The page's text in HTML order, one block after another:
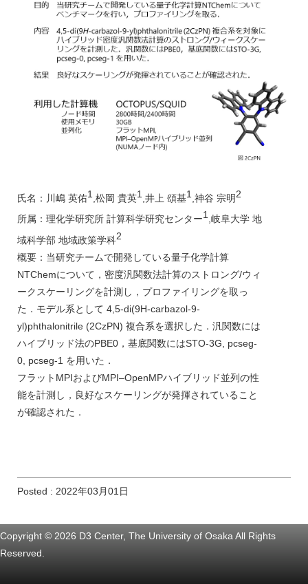
氏名：川嶋 英佑1 ,松岡 貴英1 ,井上 頌基1 ,神谷 宗明2
所属：理化学研究所 計算科学研究センター1 ,岐阜大学 地
域科学部 地域政策学科2
概要：当研究チームで開発している量子化学計算
NTChemについて，密度汎関数法計算のストロング/ウィ
ークスケーリングを計測し，プロファイリングを取っ
た．モデル系として 4,5-di(9H-carbazol-9-
yl)phthalonitrile (2CzPN) 複合系を選択した．汎関数には
ハイブリッド法のPBE0，基底関数にはSTO-3G, pcseg-
0, pcseg-1 を用いた．
フラットMPIおよびMPI–OpenMPハイブリッド並列の性
能を計測し，良好なスケーリングが発揮されていること
が確認された．
Posted : 2022年03月01日
Copyright © 2026 D3 Center, The University of Osaka All Rights
Reserved.